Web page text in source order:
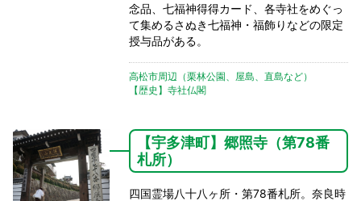
念品、七福神得得カード、各寺社をめぐっ
て集めるさぬき七福神・福飾りなどの限定
授与品がある。
高松市周辺（栗林公園、屋島、直島など）
【歴史】寺社仏閣
【宇多津町】郷照寺（第78番
札所）
四国霊場八十八ヶ所・第78番札所。奈良時